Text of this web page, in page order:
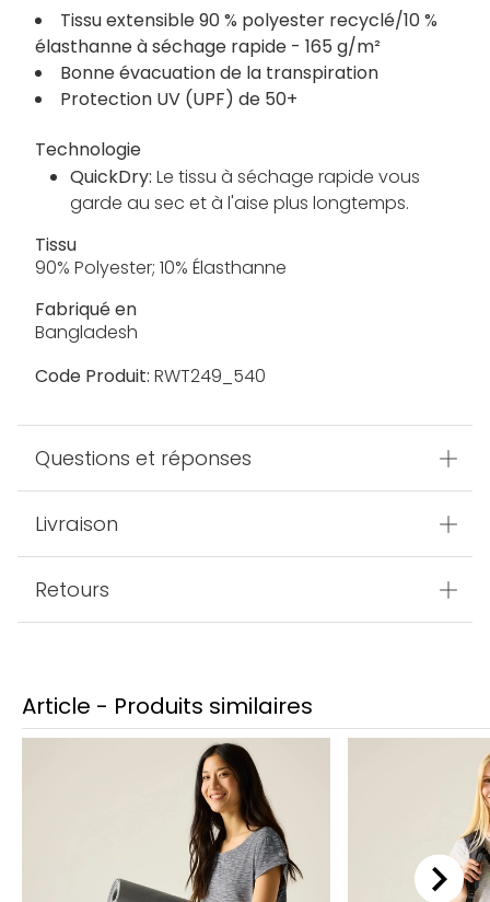
Tissu extensible 90 % polyester recyclé/10 %
élasthanne à séchage rapide - 165 g/m²
Bonne évacuation de la transpiration
Protection UV (UPF) de 50+
Technologie
QuickDry: Le tissu à séchage rapide vous
garde au sec et à l'aise plus longtemps.
Tissu
90% Polyester; 10% Élasthanne
Fabriqué en
Bangladesh
Code Produit: RWT249_540
Questions et réponses
Livraison
Retours
Article - Produits similaires